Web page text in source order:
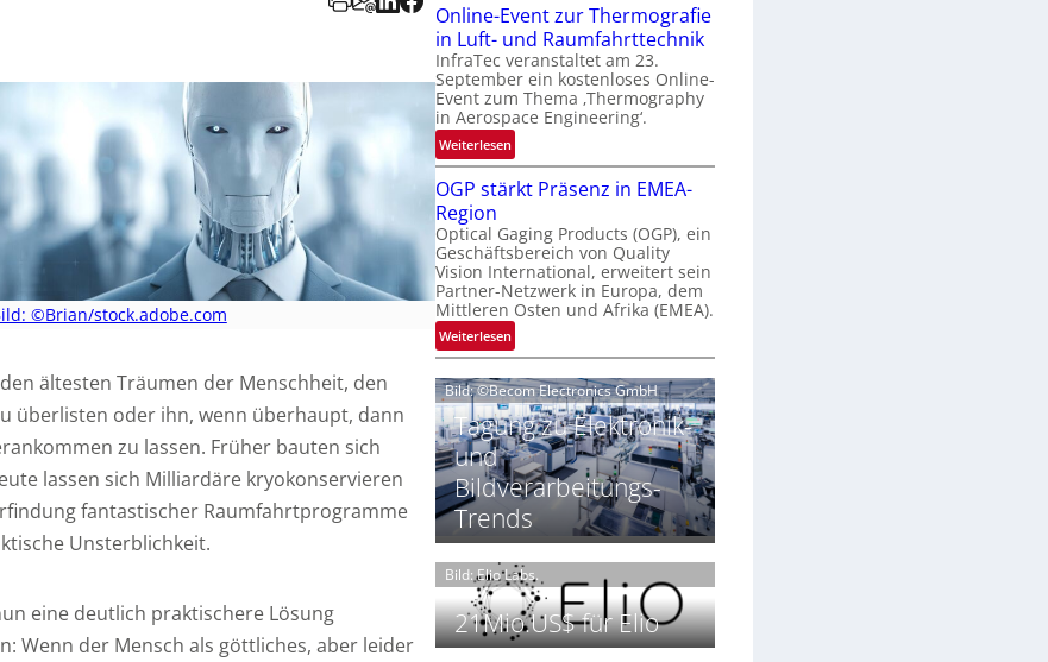
©Brian/stock.adobe.com
ältesten Träumen der Menschheit, den
überlisten oder ihn, wenn überhaupt, dann
zu lassen. Früher bauten sich
lassen sich Milliardäre kryokonservieren
fantastischer Raumfahrtprogramme
Unsterblichkeit.
eine deutlich praktischere Lösung
Wenn der Mensch als göttliches, aber leider
e
‚
H
y
p
e
r
s
p
c
t
r
a
l
N
w
s
‘
t
e
r
n
a
t
i
o
a
l
V
i
s
i
n
N
i
g
h
t
2
0
2
6
Online-Event zur Thermografie
in Luft- und Raumfahrttechnik
InfraTec veranstaltet am 23.
September ein kostenloses Online-
Event zum Thema ‚Thermography
in Aerospace Engineering‘.
Weiterlesen:
O
n
i
n
e
-
E
v
n
t
z
u
r
T
h
r
m
o
g
OGP stärkt Präsenz in EMEA-
Region
Optical Gaging Products (OGP), ein
Geschäftsbereich von Quality
Vision International, erweitert sein
Partner-Netzwerk in Europa, dem
Mittleren Osten und Afrika (EMEA).
Weiterlesen:
O
G
P
s
t
ä
r
k
P
r
ä
s
e
Bild: ©Becom Electronics GmbH
Tagung zu Elektronik-
und
Bildverarbeitungs-
Trends
Bild: Elio Labs.
21Mio.US$ für Elio